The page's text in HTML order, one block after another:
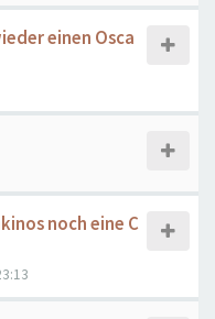
einen Osca
noch eine C